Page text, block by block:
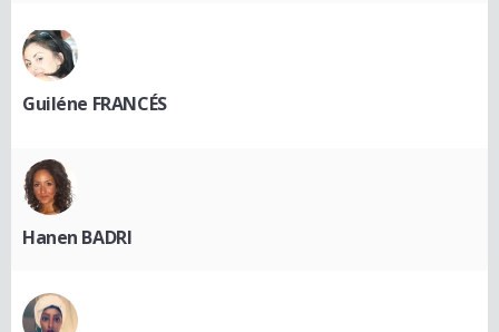
Guiléne FRANCÉS
Hanen BADRI